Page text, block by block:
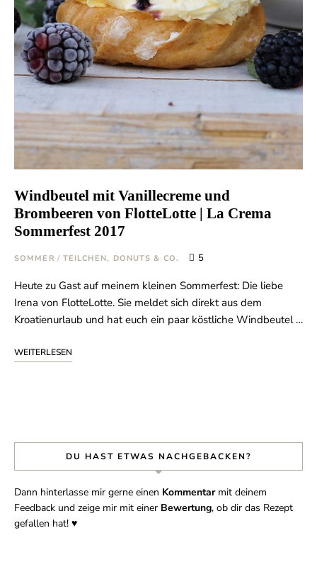
Windbeutel mit Vanillecreme und
Brombeeren von FlotteLotte | La Crema
Sommerfest 2017
SOMMER / TEILCHEN, DONUTS & CO. 5
Heute zu Gast auf meinem kleinen Sommerfest: Die liebe
Irena von FlotteLotte. Sie meldet sich direkt aus dem
Kroatienurlaub und hat euch ein paar köstliche Windbeutel …
WEITERLESEN
DU HAST ETWAS NACHGEBACKEN?
Dann hinterlasse mir gerne einen Kommentarmit deinem
Feedback und zeige mir mit einer Bewertung, ob dir das Rezept
gefallen hat! ♥︎